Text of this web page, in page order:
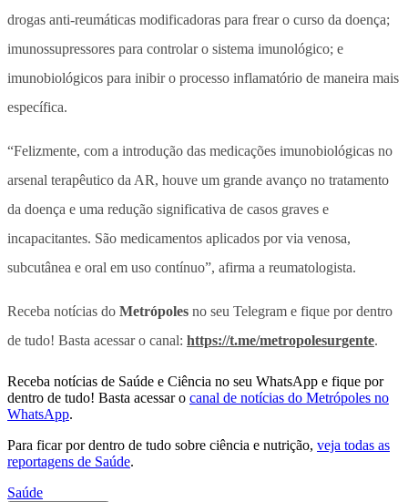
drogas anti-reumáticas modificadoras para frear o curso da doença;
imunossupressores para controlar o sistema imunológico; e
imunobiológicos para inibir o processo inflamatório de maneira mais
específica.
“Felizmente, com a introdução das medicações imunobiológicas no
arsenal terapêutico da AR, houve um grande avanço no tratamento
da doença e uma redução significativa de casos graves e
incapacitantes. São medicamentos aplicados por via venosa,
subcutânea e oral em uso contínuo”, afirma a reumatologista.
Receba notícias do Metrópoles no seu Telegram e fique por dentro
de tudo! Basta acessar o canal: https://t.me/metropolesurgente.
Receba notícias de Saúde e Ciência no seu WhatsApp e fique por
dentro de tudo! Basta acessar o canal de notícias do Metrópoles no
WhatsApp.
Para ficar por dentro de tudo sobre ciência e nutrição, veja todas as
reportagens de Saúde.
Saúde